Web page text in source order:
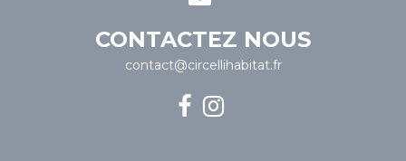
CONTACTEZ NOUS
contact@circellihabitat.fr